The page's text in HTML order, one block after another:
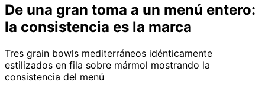
De una gran toma a un menú entero:
la consistencia es la marca
Tres grain bowls mediterráneos idénticamente
estilizados en fila sobre mármol mostrando la
consistencia del menú